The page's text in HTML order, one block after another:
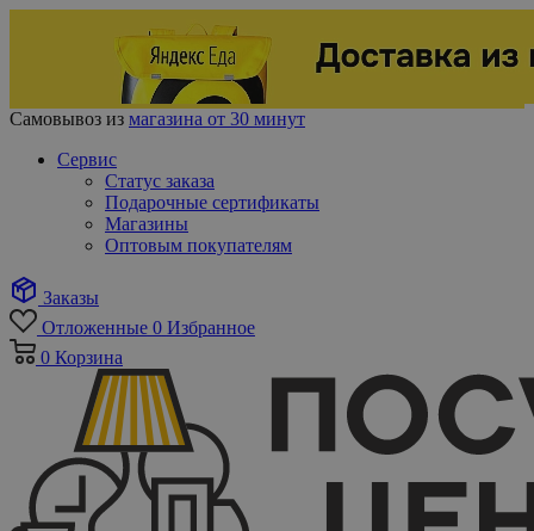
Самовывоз из магазина от 30 минут
Сервис
Статус заказа
Подарочные сертификаты
Магазины
Оптовым покупателям
Заказы
Отложенные 0 Избранное
0 Корзина